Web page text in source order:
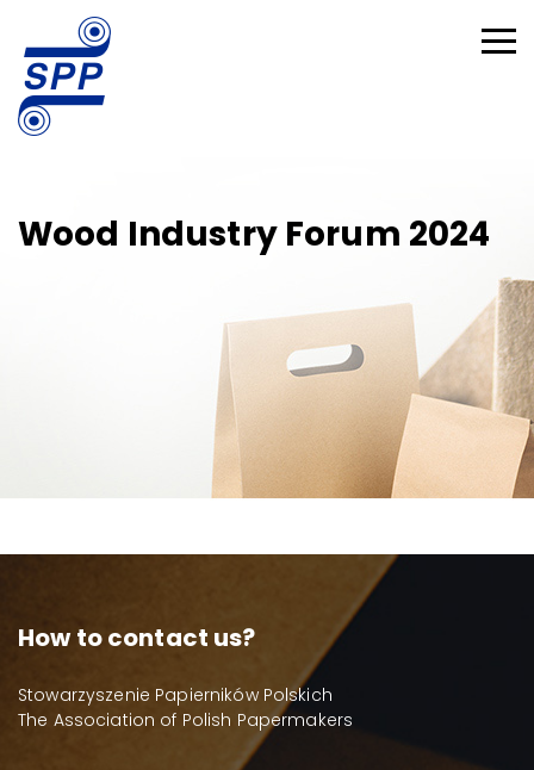
Wood Industry Forum 2024
How to contact us?
Stowarzyszenie Papierników Polskich
The Association of Polish Papermakers